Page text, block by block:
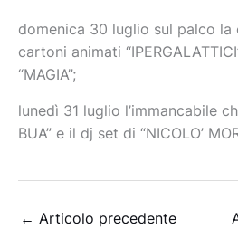
domenica 30 luglio sul palco la
cartoni animati
“MAGIA”;
lunedì 31 luglio l’immancabile
BUA” e il dj set di “NICOLO’
← Articolo precedente